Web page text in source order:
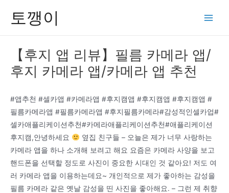
토깽이
【후지 앱 리뷰】필름 카메라 앱/
후지 카메라 앱/카메라 앱 추천
#앱추천 #셀카앱 #카메라앱 #후지캠앱 #후지캠앱 #후지캠앱 #
필름카메라앱 #필름카메라앱 #후지필름카메라#감성적인셀카업#
셀카애플리케이션추천#카메라애플리케이션추천#애플리케이션
후지캠,안녕하세요
옆집 친구들 – 오늘은 제가 너무 사랑하는
카메라 앱을 하나 소개해 보려고 해요 요즘은 카메라 사양을 보고
핸드폰을 선택할 정도로 사진이 중요한 시대인 것 같아요! 저도 여
러 카메라 앱을 이용하는데요~ 개인적으로 제가 좋아하는 감성을
필름 카메라 같은 옛날 감성을 띤 사진을 좋아해요. – 그런 제 취향